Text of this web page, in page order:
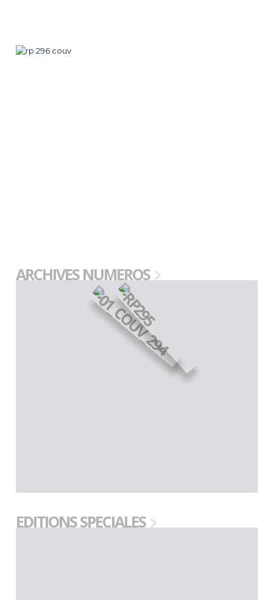
ARCHIVES NUMEROS
EDITIONS SPECIALES